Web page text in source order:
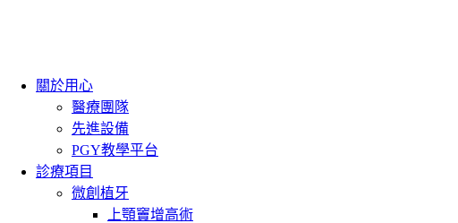
關於用心
醫療團隊
先進設備
PGY教學平台
診療項目
微創植牙
上顎竇增高術